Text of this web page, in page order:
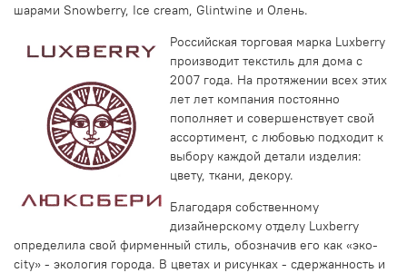
шарами Snowberry, Ice cream, Glintwine и Олень.
Российская торговая марка Luxberry
производит текстиль для дома с
2007 года. На протяжении всех этих
лет лет компания постоянно
пополняет и совершенствует свой
ассортимент, с любовью подходит к
выбору каждой детали изделия:
цвету, ткани, декору.
Благодаря собственному
дизайнерскому отделу Luxberry
определила свой фирменный стиль, обозначив его как «эко-
city» - экология города. В цветах и рисунках - сдержанность и